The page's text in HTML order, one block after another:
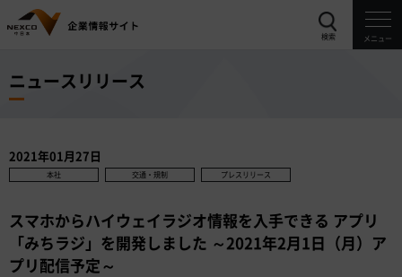
検索 メニュー
ニュースリリース
2021年01月27日
本社 交通・規制 プレスリリース
スマホからハイウェイラジオ情報を入手できる アプリ
「みちラジ」を開発しました ～2021年2月1日（月）ア
プリ配信予定～